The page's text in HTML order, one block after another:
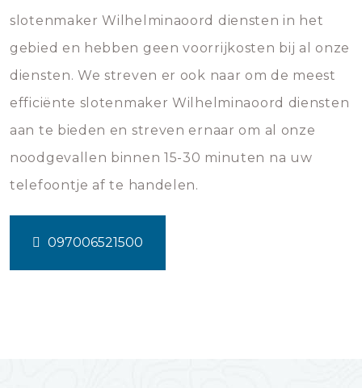
slotenmaker Wilhelminaoord diensten in het
gebied en hebben geen voorrijkosten bij al onze
diensten. We streven er ook naar om de meest
efficiënte slotenmaker Wilhelminaoord diensten
aan te bieden en streven ernaar om al onze
noodgevallen binnen 15-30 minuten na uw
telefoontje af te handelen.
097006521500